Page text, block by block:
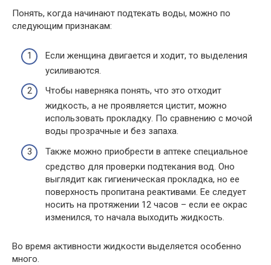
Понять, когда начинают подтекать воды, можно по
следующим признакам:
Если женщина двигается и ходит, то выделения
усиливаются.
Чтобы наверняка понять, что это отходит
жидкость, а не проявляется цистит, можно
использовать прокладку. По сравнению с мочой
воды прозрачные и без запаха.
Также можно приобрести в аптеке специальное
средство для проверки подтекания вод. Оно
выглядит как гигиеническая прокладка, но ее
поверхность пропитана реактивами. Ее следует
носить на протяжении 12 часов – если ее окрас
изменился, то начала выходить жидкость.
Во время активности жидкости выделяется особенно
много.